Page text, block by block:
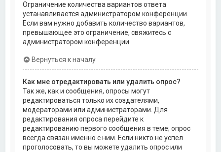
Ограничение количества вариантов ответа
устанавливается администратором конференции.
Если вам нужно добавить количество вариантов,
превышающее это ограничение, свяжитесь с
администратором конференции.
Вернуться к началу
Как мне отредактировать или удалить опрос?
Так же, как и сообщения, опросы могут
редактироваться только их создателями,
модераторами или администраторами. Для
редактирования опроса перейдите к
редактированию первого сообщения в теме; опрос
всегда связан именно с ним. Если никто не успел
проголосовать, то вы можете удалить опрос или